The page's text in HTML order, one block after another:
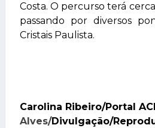
Costa. O percurso terá
passando por diversos
Cristais Paulista.
Carolina Ribeiro/Portal
Alves/Divulgação/